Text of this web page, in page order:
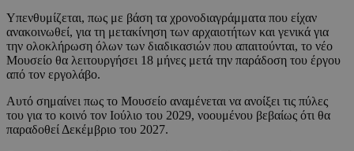
Υπενθυμίζεται, πως με βάση τα χρονοδιαγράμματα που είχαν
ανακοινωθεί, για τη μετακίνηση των αρχαιοτήτων και γενικά για
την ολοκλήρωση όλων των διαδικασιών που απαιτούνται, το νέο
Μουσείο θα λειτουργήσει 18 μήνες μετά την παράδοση του έργου
από τον εργολάβο.
Αυτό σημαίνει πως το Μουσείο αναμένεται να ανοίξει τις πύλες
του για το κοινό τον Ιούλιο του 2029, νοουμένου βεβαίως ότι θα
παραδοθεί Δεκέμβριο του 2027.